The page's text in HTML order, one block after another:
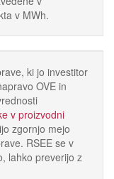
v MWh.
ki jo investitor
OVE in
v proizvodni
zgornjo mejo
RSEE se v
lahko preverijo z